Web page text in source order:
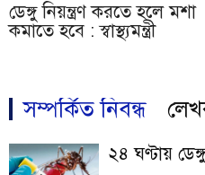
ডেঙ্গু নিয়ন্ত্রণ করতে হলে মশা
কমাতে হবে : স্বাস্থ্যমন্ত্রী
সম্পর্কিত নিবন্ধ
২৪ ঘণ্টায়